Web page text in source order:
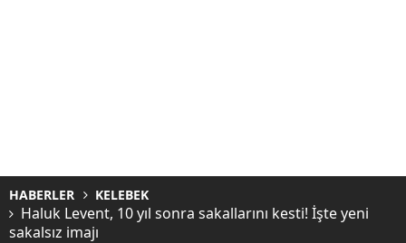
HABERLER KELEBEK
Haluk Levent, 10 yıl sonra sakallarını kesti! İşte yeni
sakalsız imajı